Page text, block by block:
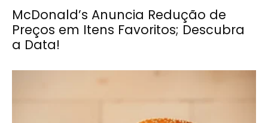
McDonald’s Anuncia Redução de
Preços em Itens Favoritos; Descubra
a Data!